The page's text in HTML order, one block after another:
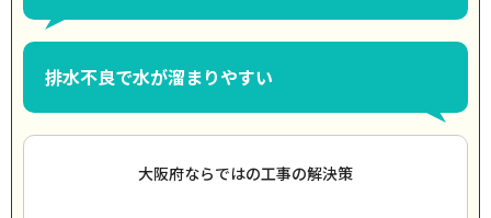
排水不良で水が溜まりやすい
大阪府ならではの工事の解決策